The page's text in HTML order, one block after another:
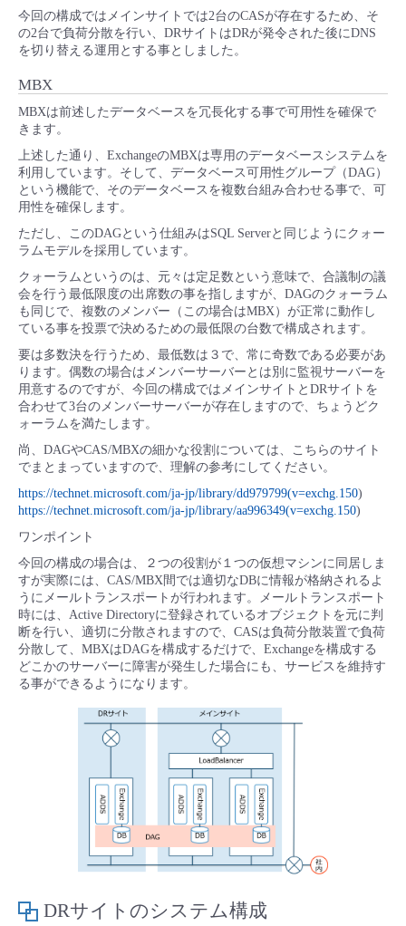
今回の構成ではメインサイトでは2台のCASが存在するため、そ
の2台で負荷分散を行い、DRサイトはDRが発令された後にDNS
を切り替える運用とする事としました。
MBX
MBXは前述したデータベースを冗長化する事で可用性を確保で
きます。
上述した通り、ExchangeのMBXは専用のデータベースシステムを
利用しています。そして、データベース可用性グループ（DAG）
という機能で、そのデータベースを複数台組み合わせる事で、可
用性を確保します。
ただし、このDAGという仕組みはSQL Serverと同じようにクォー
ラムモデルを採用しています。
クォーラムというのは、元々は定足数という意味で、合議制の議
会を行う最低限度の出席数の事を指しますが、DAGのクォーラム
も同じで、複数のメンバー（この場合はMBX）が正常に動作し
ている事を投票で決めるための最低限の台数で構成されます。
要は多数決を行うため、最低数は３で、常に奇数である必要があ
ります。偶数の場合はメンバーサーバーとは別に監視サーバーを
用意するのですが、今回の構成ではメインサイトとDRサイトを
合わせて3台のメンバーサーバーが存在しますので、ちょうどク
ォーラムを満たします。
尚、DAGやCAS/MBXの細かな役割については、こちらのサイト
でまとまっていますので、理解の参考にしてください。
https://technet.microsoft.com/ja-jp/library/dd979799(v=exchg.150)
https://technet.microsoft.com/ja-jp/library/aa996349(v=exchg.150)
ワンポイント
今回の構成の場合は、２つの役割が１つの仮想マシンに同居しま
すが実際には、CAS/MBX間では適切なDBに情報が格納されるよ
うにメールトランスポートが行われます。メールトランスポート
時には、Active Directoryに登録されているオブジェクトを元に判
断を行い、適切に分散されますので、CASは負荷分散装置で負荷
分散して、MBXはDAGを構成するだけで、Exchangeを構成する
どこかのサーバーに障害が発生した場合にも、サービスを維持す
る事ができるようになります。
DRサイトのシステム構成